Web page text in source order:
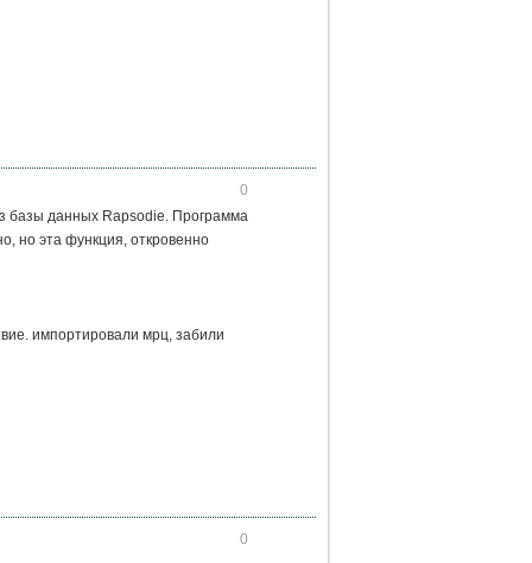
0
базы данных Rapsodie. Программа
но эта функция, откровенно
импортировали мрц, забили
0